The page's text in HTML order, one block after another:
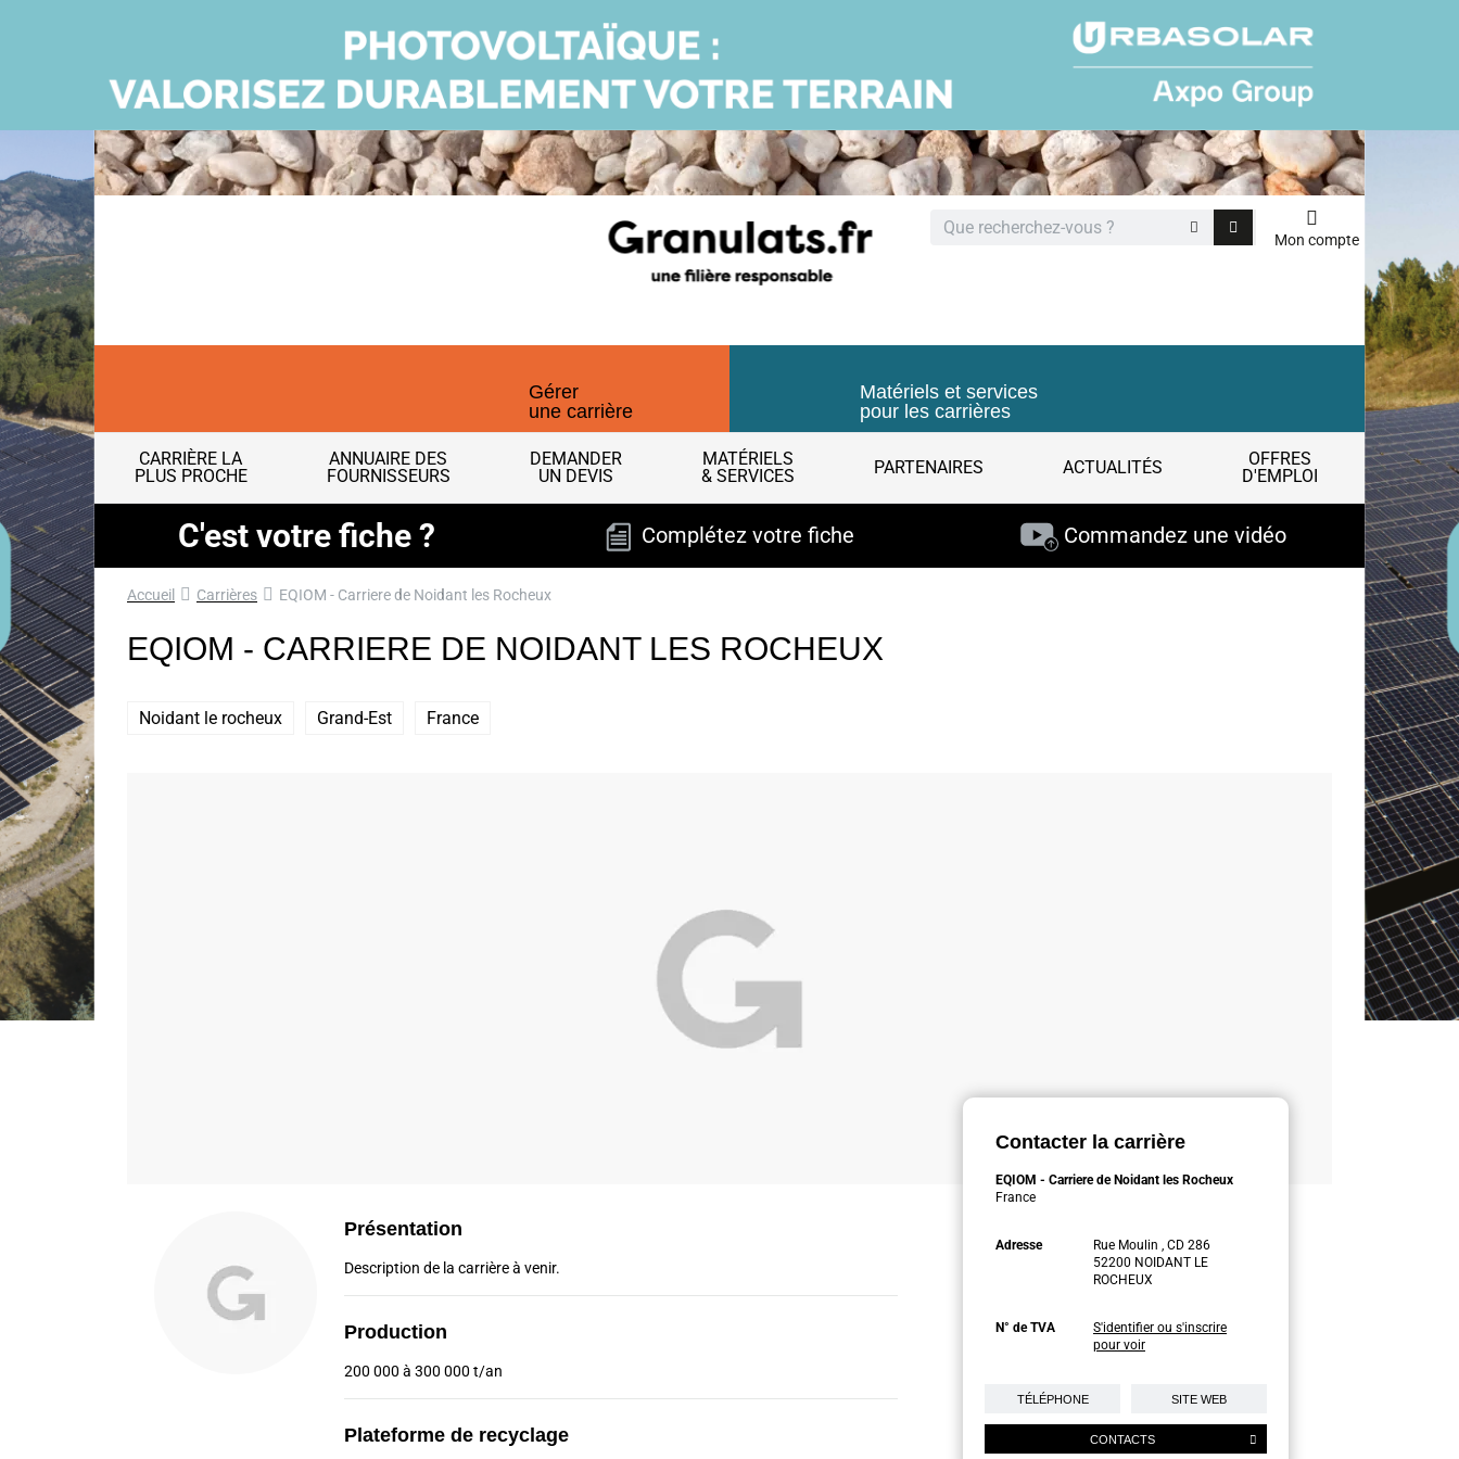
Gérer
une carrière
Matériels et services
pour les carrières
CARRIÈRE LA
PLUS PROCHE
ANNUAIRE DES
FOURNISSEURS
DEMANDER
UN DEVIS
MATÉRIELS
& SERVICES
PARTENAIRES ACTUALITÉS
OFFRES
D'EMPLOI
Mon compte
C'est votre fiche ? Complétez votre fiche Commandez une vidéo
Accueil Carrières EQIOM - Carriere de Noidant les Rocheux
EQIOM - CARRIERE DE NOIDANT LES ROCHEUX
Noidant le rocheux Grand-Est France
Contacter la carrière
EQIOM - Carriere de Noidant les Rocheux
France
Adresse
Rue Moulin , CD 286
52200 NOIDANT LE
ROCHEUX
N° de TVA
S'identifier ou s'inscrire
pour voir
TÉLÉPHONE SITE WEB
CONTACTS
Présentation
Description de la carrière à venir.
Production
200 000 à 300 000 t/an
Plateforme de recyclage